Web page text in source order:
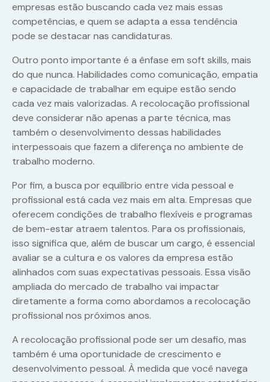
empresas estão buscando cada vez mais essas
competências, e quem se adapta a essa tendência
pode se destacar nas candidaturas.
Outro ponto importante é a ênfase em soft skills, mais
do que nunca. Habilidades como comunicação, empatia
e capacidade de trabalhar em equipe estão sendo
cada vez mais valorizadas. A recolocação profissional
deve considerar não apenas a parte técnica, mas
também o desenvolvimento dessas habilidades
interpessoais que fazem a diferença no ambiente de
trabalho moderno.
Por fim, a busca por equilíbrio entre vida pessoal e
profissional está cada vez mais em alta. Empresas que
oferecem condições de trabalho flexíveis e programas
de bem-estar atraem talentos. Para os profissionais,
isso significa que, além de buscar um cargo, é essencial
avaliar se a cultura e os valores da empresa estão
alinhados com suas expectativas pessoais. Essa visão
ampliada do mercado de trabalho vai impactar
diretamente a forma como abordamos a recolocação
profissional nos próximos anos.
A recolocação profissional pode ser um desafio, mas
também é uma oportunidade de crescimento e
desenvolvimento pessoal. À medida que você navega